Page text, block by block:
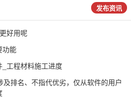
发布资讯
好用呢
功能
工程材料施工进度
排名、不指代优劣，仅从软件的用户